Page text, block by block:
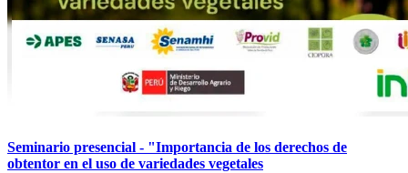
Seminario presencial - "Importancia de los derechos de
obtentor en el uso de variedades vegetales